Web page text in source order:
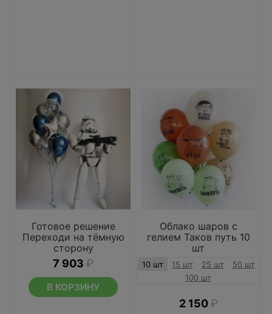
Готовое решение
Переходи на тёмную
сторону
7 903 ₽
В КОРЗИНУ
Облако шаров с
гелием Таков путь 10
шт
10 шт 15 шт 25 шт
50 шт
100 шт
2 150 ₽